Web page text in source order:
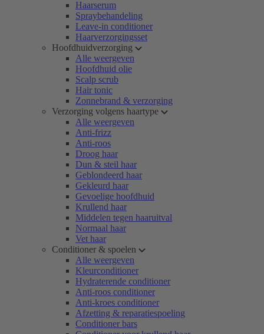
Haarserum
Spraybehandeling
Leave-in conditioner
Haarverzorgingsset
Hoofdhuidverzorging
Alle weergeven
Hoofdhuid olie
Scalp scrub
Hair tonic
Zonnebrand & verzorging
Verzorging volgens haartype
Alle weergeven
Anti-frizz
Anti-roos
Droog haar
Dun & steil haar
Geblondeerd haar
Gekleurd haar
Gevoelige hoofdhuid
Krullend haar
Middelen tegen haaruitval
Normaal haar
Vet haar
Conditioner & spoelen
Alle weergeven
Kleurconditioner
Hydraterende conditioner
Anti-roos conditioner
Anti-kroes conditioner
Afzetting & reparatiespoeling
Conditioner bars